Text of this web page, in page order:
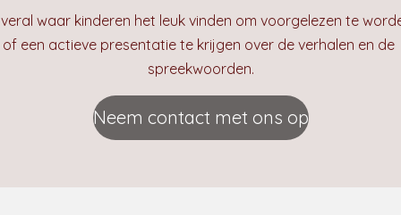
waar kinderen het leuk vinden om voorgelezen te
of een actieve presentatie te krijgen over de verhalen en de
spreekwoorden.
Neem contact met ons op